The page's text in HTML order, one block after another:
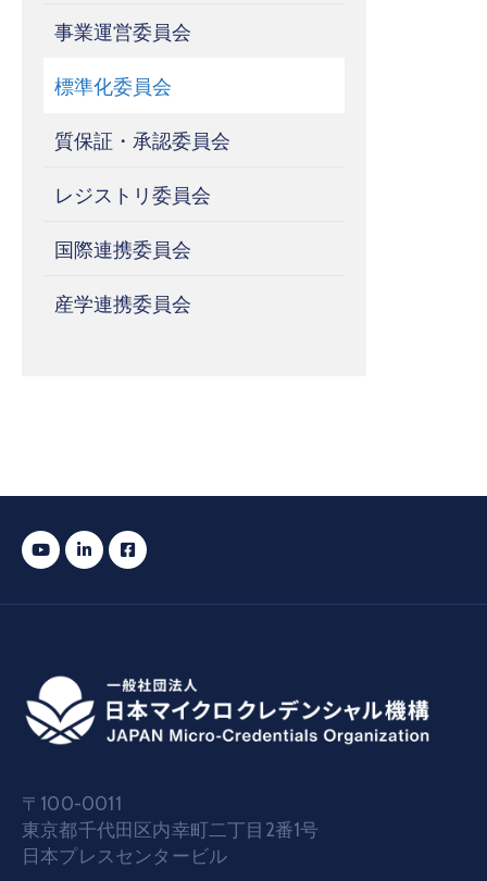
事業運営委員会
標準化委員会
質保証・承認委員会
レジストリ委員会
国際連携委員会
産学連携委員会
〒100-0011
東京都千代田区内幸町二丁目2番1号
日本プレスセンタービル